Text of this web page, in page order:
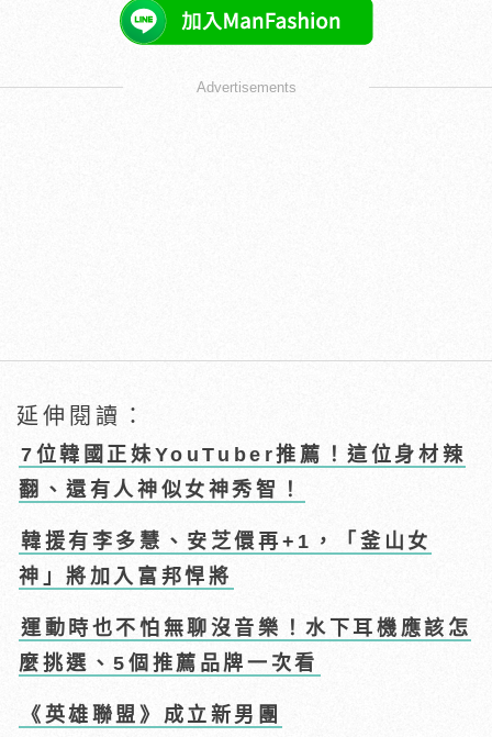
Advertisements
延伸閱讀：
7位韓國正妹YouTuber推薦！這位身材辣
翻、還有人神似女神秀智！
韓援有李多慧、安芝儇再+1，「釜山女
神」將加入富邦悍將
運動時也不怕無聊沒音樂！水下耳機應該怎
麼挑選、5個推薦品牌一次看
《英雄聯盟》成立新男團